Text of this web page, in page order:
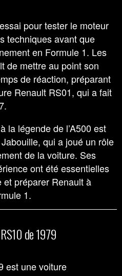
pour tester le moteur
techniques avant que
en Formule 1. Les
de mettre au point son
de réaction, préparant
Renault RS01, qui a fait
la légende de l’A500 est
qui a joué un rôle
de la voiture. Ses
ont été essentielles
et préparer Renault à
1.
de 1979
est une voiture